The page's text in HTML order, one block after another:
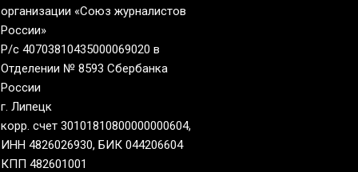
организации «Союз журналистов
России»
Р/с 40703810435000069020 в
Отделении № 8593 Сбербанка
России
г. Липецк
корр. счет 30101810800000000604,
ИНН 4826026930, БИК 044206604
КПП 482601001